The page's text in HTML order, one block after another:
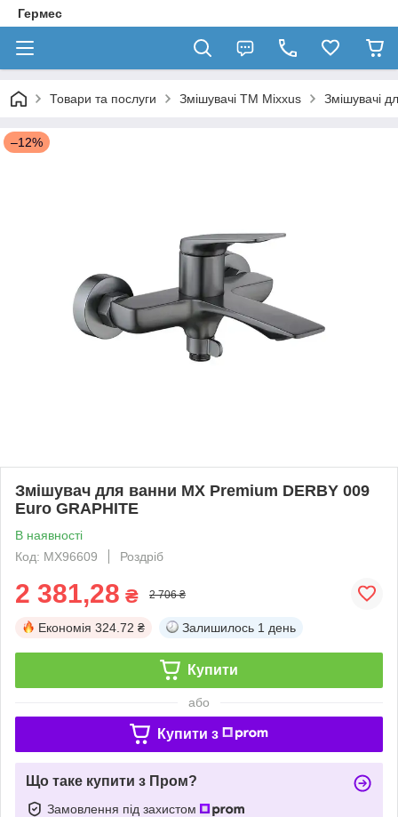
Гермес
Товари та послуги Змішувачі TM Mixxus Змішувачі
–12%
Змішувач для ванни MX Premium DERBY 009
Euro GRAPHITE
В наявності
Код: MX96609
Роздріб
2 381,28 ₴ 2 706 ₴
Економія 324.72 ₴ Залишилось 1 день
Купити
або
Купити з
Що таке купити з Пром?
Замовлення під захистом